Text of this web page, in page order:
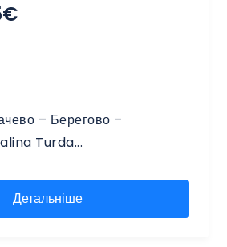
– Берегово –
Turda...
Детальніше